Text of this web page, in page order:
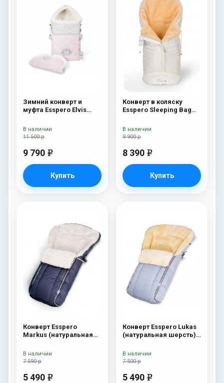
Зимний конверт и
муфта Esspero Elvis
Violet
11 500 р
9 790 e
Купить
В наличии
Конверт в коляску
Esspero Sleeping Bag
шерсть) Beige
9 900 р
8 390 e
Купить
В наличии
Конверт Esspero
Markus (натуральная
7 590 р
5 490 e
В наличии
Конверт Esspero Lukas
(натуральная шерсть)
7 500 р
5 490 e
В наличии